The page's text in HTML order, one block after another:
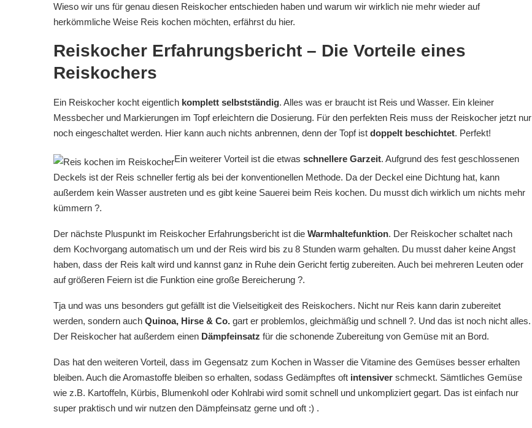
Wieso wir uns für genau diesen Reiskocher entschieden haben und warum wir wirklich nie mehr wieder auf
herkömmliche Weise Reis kochen möchten, erfährst du hier.
Reiskocher Erfahrungsbericht – Die Vorteile eines
Reiskochers
Ein Reiskocher kocht eigentlich komplett selbstständig. Alles was er braucht ist Reis und Wasser. Ein kleiner
Messbecher und Markierungen im Topf erleichtern die Dosierung. Für den perfekten Reis muss der Reiskocher jetzt nur
noch eingeschaltet werden. Hier kann auch nichts anbrennen, denn der Topf ist doppelt beschichtet. Perfekt!
Ein weiterer Vorteil ist die etwas schnellere Garzeit. Aufgrund des fest geschlossenen
Deckels ist der Reis schneller fertig als bei der konventionellen Methode. Da der Deckel eine Dichtung hat, kann
außerdem kein Wasser austreten und es gibt keine Sauerei beim Reis kochen. Du musst dich wirklich um nichts mehr
kümmern ?.
Der nächste Pluspunkt im Reiskocher Erfahrungsbericht ist die Warmhaltefunktion. Der Reiskocher schaltet nach
dem Kochvorgang automatisch um und der Reis wird bis zu 8 Stunden warm gehalten. Du musst daher keine Angst
haben, dass der Reis kalt wird und kannst ganz in Ruhe dein Gericht fertig zubereiten. Auch bei mehreren Leuten oder
auf größeren Feiern ist die Funktion eine große Bereicherung ?.
Tja und was uns besonders gut gefällt ist die Vielseitigkeit des Reiskochers. Nicht nur Reis kann darin zubereitet
werden, sondern auch Quinoa, Hirse & Co. gart er problemlos, gleichmäßig und schnell ?. Und das ist noch nicht alles.
Der Reiskocher hat außerdem einen Dämpfeinsatz für die schonende Zubereitung von Gemüse mit an Bord.
Das hat den weiteren Vorteil, dass im Gegensatz zum Kochen in Wasser die Vitamine des Gemüses besser erhalten
bleiben. Auch die Aromastoffe bleiben so erhalten, sodass Gedämpftes oft intensiver schmeckt. Sämtliches Gemüse
wie z.B. Kartoffeln, Kürbis, Blumenkohl oder Kohlrabi wird somit schnell und unkompliziert gegart. Das ist einfach nur
super praktisch und wir nutzen den Dämpfeinsatz gerne und oft :) .